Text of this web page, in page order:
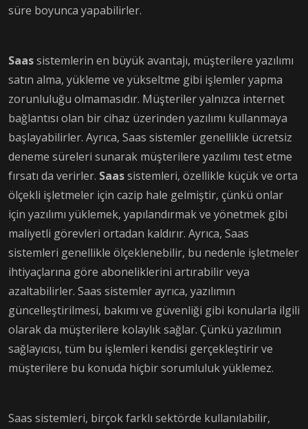
süre boyunca yapabilirler.
Saassistemlerin en büyük avantajı, müşterilere yazılımı
satın alma, yükleme ve yükseltme gibi işlemler yapma
zorunluluğu olmamasıdır. Müşteriler yalnızca internet
bağlantısı olan bir cihaz üzerinden yazılımı kullanmaya
başlayabilirler. Ayrıca, Saas sistemler genellikle ücretsiz
deneme süreleri sunarak müşterilere yazılımı test etme
fırsatı da verirler. Saassistemleri, özellikle küçük ve orta
ölçekli işletmeler için cazip hale gelmiştir, çünkü onlar
için yazılımı yüklemek, yapılandırmak ve yönetmek gibi
maliyetli görevleri ortadan kaldırır. Ayrıca, Saas
sistemleri genellikle ölçeklenebilir, bu nedenle işletmeler
ihtiyaçlarına göre aboneliklerini artırabilir veya
azaltabilirler. Saas sistemler ayrıca, yazılımın
güncelleştirilmesi, bakımı ve güvenliği gibi konularla ilgili
olarak da müşterilere kolaylık sağlar. Çünkü yazılımın
sağlayıcısı, tüm bu işlemleri kendisi gerçekleştirir ve
müşterilere bu konuda hiçbir sorumluluk yüklemez.
Saas sistemleri, birçok farklı sektörde kullanılabilir,